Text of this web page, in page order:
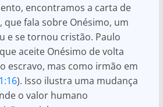
encontramos a carta de
que fala sobre Onésimo, um
e se tornou cristão. Paulo
aceite Onésimo de volta
escravo, mas como irmão em
). Isso ilustra uma mudança
o valor humano